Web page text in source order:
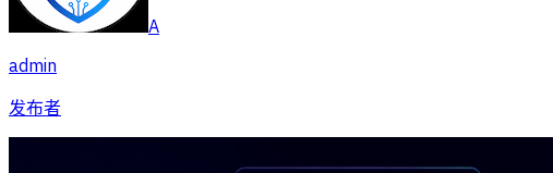
A
admin
发布者